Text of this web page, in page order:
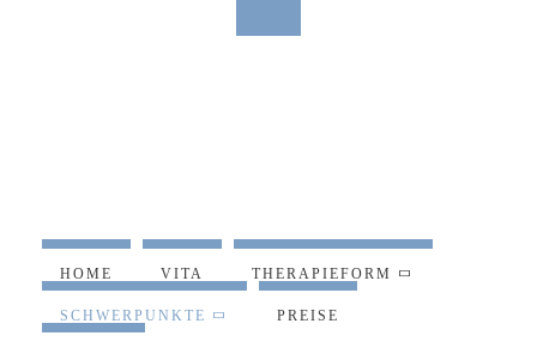
HOME VITA THERAPIEFORM
SCHWERPUNKTE PREISE